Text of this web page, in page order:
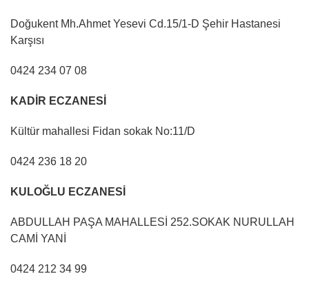
Doğukent Mh.Ahmet Yesevi Cd.15/1-D Şehir Hastanesi
Karşısı
0424 234 07 08
KADİR ECZANESİ
Kültür mahallesi Fidan sokak No:11/D
0424 236 18 20
KULOĞLU ECZANESİ
ABDULLAH PAŞA MAHALLESİ 252.SOKAK NURULLAH
CAMİ YANİ
0424 212 34 99